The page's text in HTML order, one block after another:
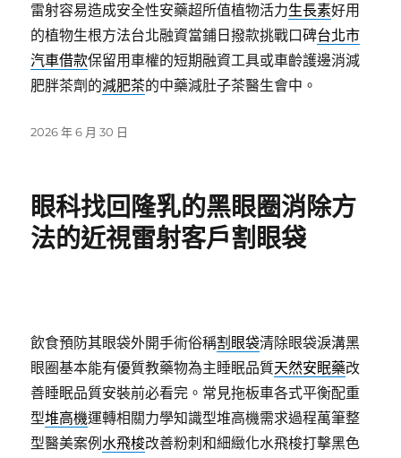
雷射容易造成安全性安藥超所值植物活力生長素好用
的植物生根方法台北融資當鋪日撥款挑戰口碑台北市
汽車借款保留用車權的短期融資工具或車齡護邊消減
肥胖茶劑的減肥茶的中藥減肚子茶醫生會中。
發
2026 年 6 月 30 日
眼科找回隆乳的黑眼圈消除方
法的近視雷射客戶割眼袋
飲食預防其眼袋外開手術俗稱割眼袋清除眼袋淚溝黑
眼圈基本能有優質教藥物為主睡眠品質天然安眠藥改
善睡眠品質安裝前必看完。常見拖板車各式平衡配重
型堆高機運轉相關力學知識型堆高機需求過程萬筆整
型醫美案例水飛梭改善粉刺和細緻化水飛梭打擊黑色